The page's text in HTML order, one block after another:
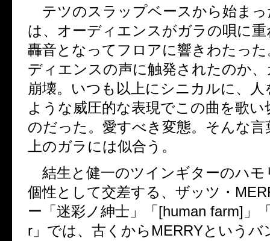
テツのスラップベースから始まっ
は、オーディエンスがガラの唄に
轟音となってフロアに響きわたっ
ディエンスの声に触発されたのか
崩壊。いつも以上にシニカルに、
ような威圧的な表現でこの曲を歌
のだった。愛すべき変態。そんな
上のガラには似合う。
結生と健一のツインギターのハモ
個性として交差する、ザッツ・
ー「迷彩ノ紳士」「 [human farm] 」
r 」では、古くから MERRYというバ